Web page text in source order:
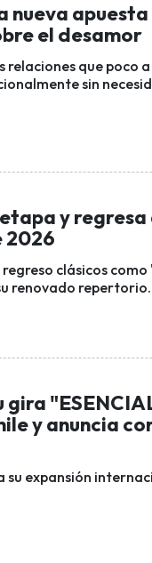
nueva
el desamor
relaciones que poco
sin
y regresa
2026
clásicos como
renovado repertorio.
y anuncia
expansión